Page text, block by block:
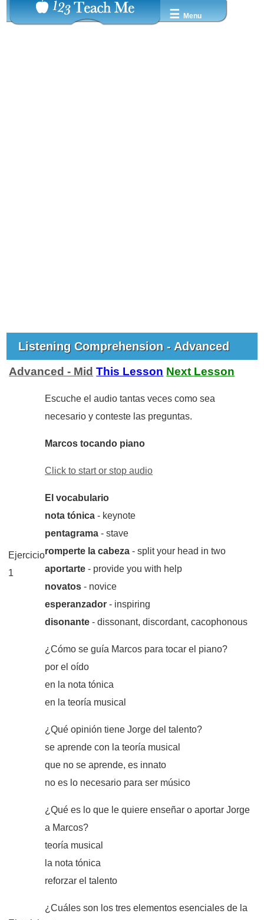
☰ Menu
Listening Comprehension - Advanced
Advanced - Mid This Lesson Next Lesson
Ejercicio
1
Escuche el audio tantas veces como sea
necesario y conteste las preguntas.
Marcos tocando piano
Click to start or stop audio
El vocabulario
nota tónica- keynote
pentagrama - stave
romperte la cabeza- split your head in two
aportarte- provide you with help
novatos- novice
esperanzador- inspiring
disonante- dissonant, discordant, cacophonous
¿Cómo se guía Marcos para tocar el piano?
por el oído
en la nota tónica
en la teoría musical
¿Qué opinión tiene Jorge del talento?
se aprende con la teoría musical
que no se aprende, es innato
no es lo necesario para ser músico
¿Qué es lo que le quiere enseñar o aportar Jorge
a Marcos?
teoría musical
la nota tónica
reforzar el talento
¿Cuáles son los tres elementos esenciales de la